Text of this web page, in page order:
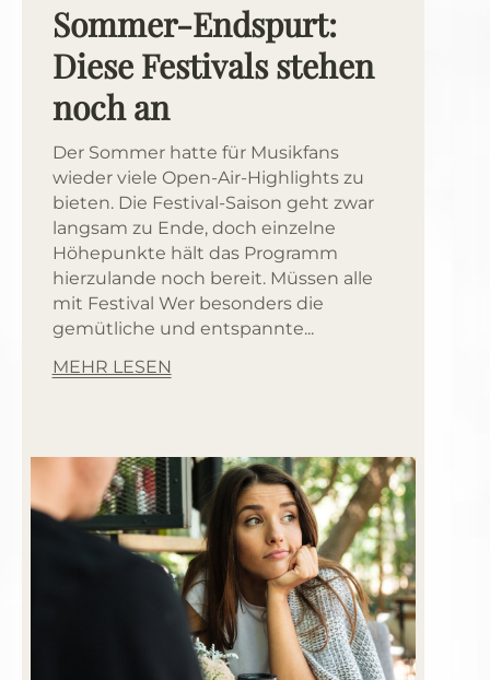
Sommer-Endspurt:
Diese Festivals stehen
noch an
Der Sommer hatte für Musikfans
wieder viele Open-Air-Highlights zu
bieten. Die Festival-Saison geht zwar
langsam zu Ende, doch einzelne
Höhepunkte hält das Programm
hierzulande noch bereit. Müssen alle
mit Festival Wer besonders die
gemütliche und entspannte...
MEHR LESEN